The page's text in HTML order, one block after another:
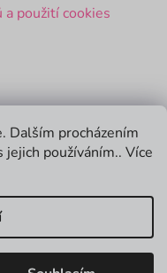
Dalším procházením
používáním.. Více
a použití cookies